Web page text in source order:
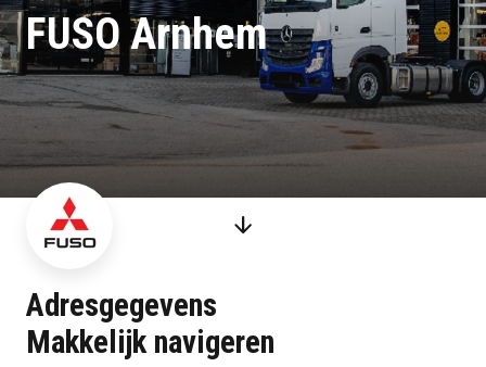
FUSO Arnhem
arrow_downward
Adresgegevens
Makkelijk navigeren